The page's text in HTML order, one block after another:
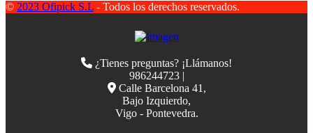
© 2023 Ofipick S.L - Todos los derechos reservados.
¿Tienes preguntas? ¡Llámanos!
986244723 |
Calle Barcelona 41,
Bajo Izquierdo,
Vigo - Pontevedra.